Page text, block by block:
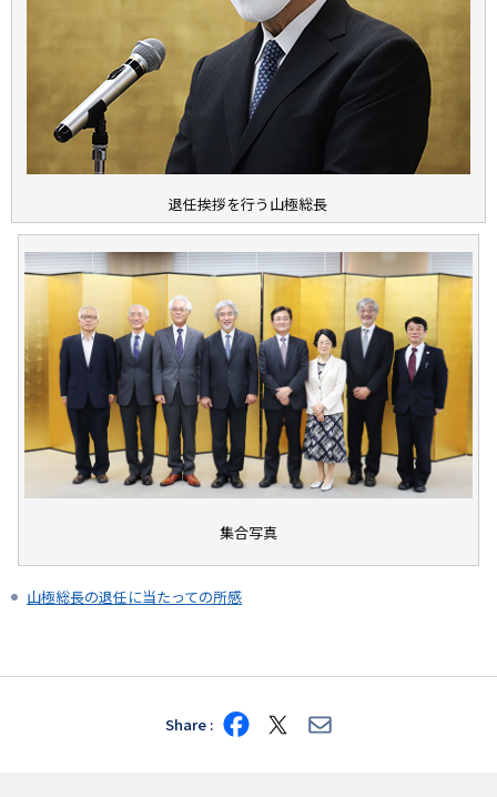
退任挨拶を行う山極総長
集合写真
山極総長の退任に当たっての所感
Share Share
on
Share
on
Share
via